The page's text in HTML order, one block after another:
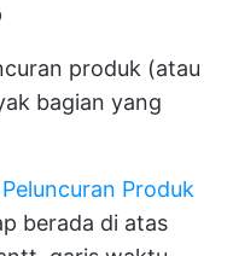
produk (atau
bagian yang
Produk
berada di atas